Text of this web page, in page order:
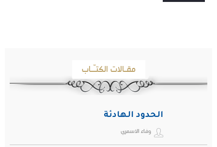
مقـالات الكتـّـاب
الحدود الهادئة
وفاء الاسمري